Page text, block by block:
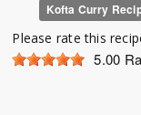
Kofta Curry
Please rate this
5.00